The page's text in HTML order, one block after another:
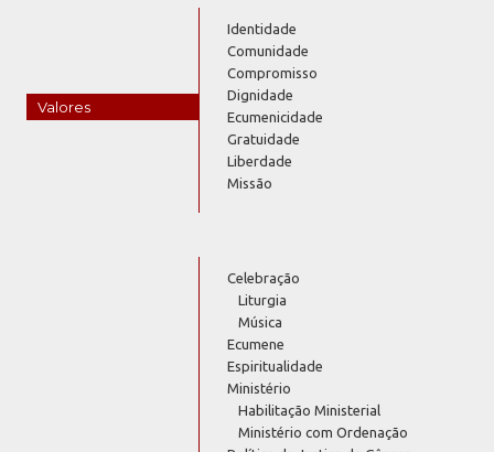
Valores
Identidade
Comunidade
Compromisso
Dignidade
Ecumenicidade
Gratuidade
Liberdade
Missão
Celebração
Liturgia
Música
Ecumene
Espiritualidade
Ministério
Habilitação Ministerial
Ministério com Ordenação